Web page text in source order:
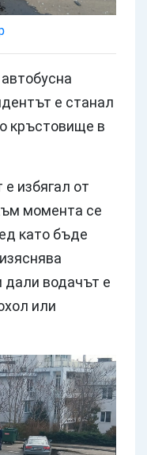
е станал
кръстовище в
избягал от
момента се
като бъде
дали водачът е
или